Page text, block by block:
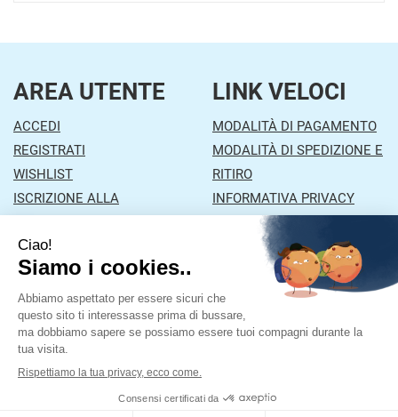
AREA UTENTE
ACCEDI
REGISTRATI
WISHLIST
ISCRIZIONE ALLA
CONTATTI
LINK VELOCI
MODALITÀ DI PAGAMENTO
MODALITÀ DI SPEDIZIONE E
RITIRO
INFORMATIVA PRIVACY
CONDIZIONI DI VENDITA
Farmacia Mazzola- Via Orzinuovi, 26/A 25030 Lograto
(BS)
|Tel.: 030978453
Prenofa